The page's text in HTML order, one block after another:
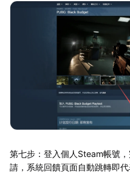
第七步：登入個人Steam帳號
請，系統回饋頁面自動跳轉即代